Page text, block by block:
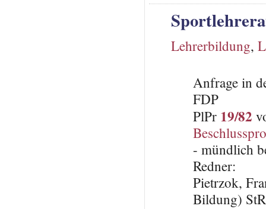
Lehrerbildung,
Anfrage in
FDP
PlPr 19/82
- mündlich
Redner:
Pietrzok,
Bildung)